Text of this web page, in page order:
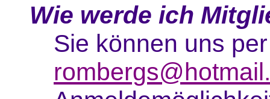
Wie werde ich
Sie können uns